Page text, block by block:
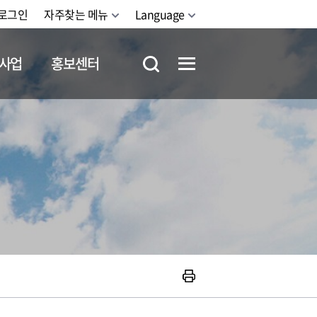
그인 자주찾는 메뉴 Language
업 홍보센터